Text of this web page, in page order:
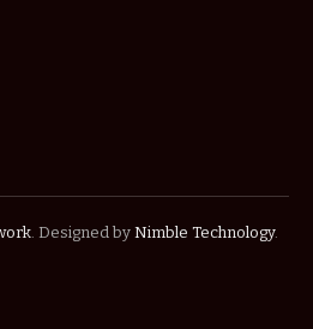
. Designed by Nimble Technology.